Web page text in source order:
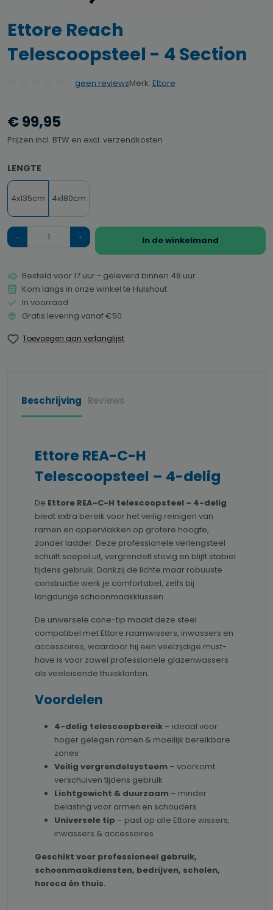
Ettore Reach
Telescoopsteel - 4 Section
geen reviewsMerk: Ettore
€ 99,95
Prijzen incl. BTW en excl. verzendkosten
SELECTEER
LENGTE
4x135cm 4x180cm
Hoeveelheid
In de winkelmand
Besteld voor 17 uur - geleverd binnen 48 uur
Kom langs in onze winkel te Hulshout
In voorraad
Gratis levering vanaf €50
Toevoegen aan verlanglijst
Beschrijving Reviews
Ettore REA-C-H
Telescoopsteel – 4-delig
De Ettore REA-C-H telescoopsteel – 4-delig
biedt extra bereik voor het veilig reinigen van
ramen en oppervlakken op grotere hoogte,
zonder ladder. Deze professionele verlengsteel
schuift soepel uit, vergrendelt stevig en blijft stabiel
tijdens gebruik. Dankzij de lichte maar robuuste
constructie werk je comfortabel, zelfs bij
langdurige schoonmaakklussen.
De universele cone-tip maakt deze steel
compatibel met Ettore raamwissers, inwassers en
accessoires, waardoor hij een veelzijdige must-
have is voor zowel professionele glazenwassers
als veeleisende thuisklanten.
Voordelen
4-delig telescoopbereik – ideaal voor
hoger gelegen ramen & moeilijk bereikbare
zones
Veilig vergrendelsysteem – voorkomt
verschuiven tijdens gebruik
Lichtgewicht & duurzaam – minder
belasting voor armen en schouders
Universele tip – past op alle Ettore wissers,
inwassers & accessoires
Geschikt voor professioneel gebruik,
schoonmaakdiensten, bedrijven, scholen,
horeca én thuis.